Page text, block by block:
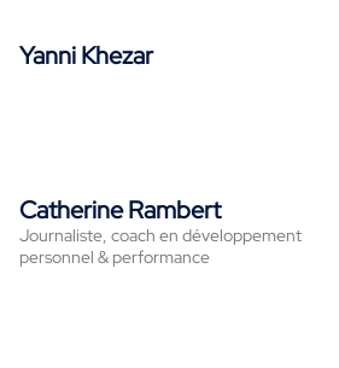
Yanni Khezar
Catherine Rambert
Journaliste, coach en développement
personnel & performance